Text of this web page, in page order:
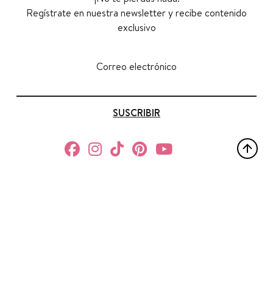
Regístrate en nuestra newsletter y recibe contenido
exclusivo
Correo electrónico
SUSCRIBIR